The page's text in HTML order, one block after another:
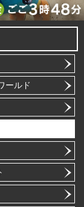
ールド